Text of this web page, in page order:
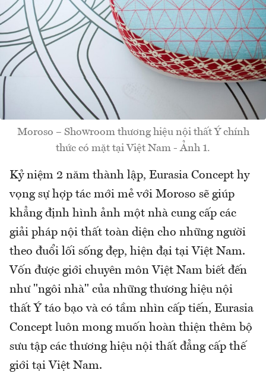
Moroso – Showroom thương hiệu nội thất Ý chính
thức có mặt tại Việt Nam - Ảnh 1.
Kỷ niệm 2 năm thành lập, Eurasia Concept hy
vọng sự hợp tác mới mẻ với Moroso sẽ giúp
khẳng định hình ảnh một nhà cung cấp các
giải pháp nội thất toàn diện cho những người
theo đuổi lối sống đẹp, hiện đại tại Việt Nam.
Vốn được giới chuyên môn Việt Nam biết đến
như "ngôi nhà" của những thương hiệu nội
thất Ý táo bạo và có tầm nhìn cấp tiến, Eurasia
Concept luôn mong muốn hoàn thiện thêm bộ
sưu tập các thương hiệu nội thất đẳng cấp thế
giới tại Việt Nam.